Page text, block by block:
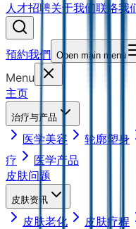
人才招聘关于我们联络我
預約我們 Open main menu
Menu
主页
治疗与产品
医学美容 轮廓塑身
疗
医学产品
皮肤问题
皮肤资讯
皮肤老化 皮肤疗程